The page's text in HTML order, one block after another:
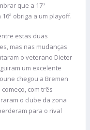
que a 17ª
obriga a um playoff.
estas duas
mas nas mudanças
o veterano Dieter
um excelente
chegou a Bremen
com três
o clube da zona
para o rival